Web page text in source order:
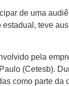
de uma
teve
pela
(Cetesb).
como parte da